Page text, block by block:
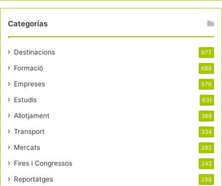
Categorías
Destinacions 977
Formació 688
Empreses 576
Estudis 631
Allotjament 388
Transport 334
Mercats 282
Fires i Congressos 243
Reportatges 288